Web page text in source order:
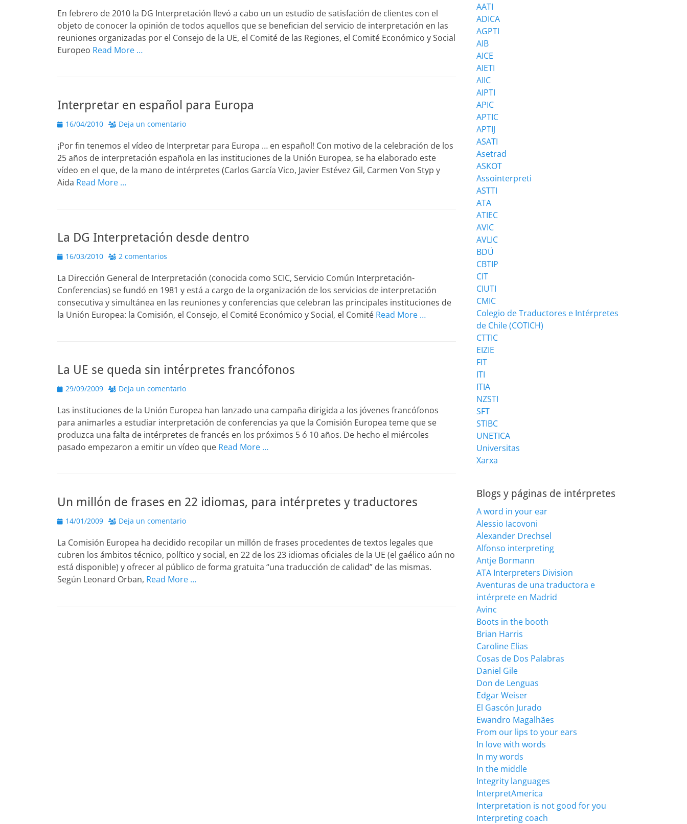
En febrero de 2010 la DG Interpretación llevó a cabo un un estudio de satisfación de clientes con el
objeto de conocer la opinión de todos aquellos que se benefician del servicio de interpretación en las
reuniones organizadas por el Consejo de la UE, el Comité de las Regiones, el Comité Económico y Social
Europeo Read More …
Interpretar en español para Europa
Publicado
16/04/2010 Deja un comentario
¡Por fin tenemos el vídeo de Interpretar para Europa … en español! Con motivo de la celebración de los
25 años de interpretación española en las instituciones de la Unión Europea, se ha elaborado este
vídeo en el que, de la mano de intérpretes (Carlos García Vico, Javier Estévez Gil, Carmen Von Styp y
Aida Read More …
La DG Interpretación desde dentro
Publicado
16/03/2010 2 comentarios
La Dirección General de Interpretación (conocida como SCIC, Servicio Común Interpretación-
Conferencias) se fundó en 1981 y está a cargo de la organización de los servicios de interpretación
consecutiva y simultánea en las reuniones y conferencias que celebran las principales instituciones de
la Unión Europea: la Comisión, el Consejo, el Comité Económico y Social, el Comité Read More …
La UE se queda sin intérpretes francófonos
Publicado
29/09/2009 Deja un comentario
Las instituciones de la Unión Europea han lanzado una campaña dirigida a los jóvenes francófonos
para animarles a estudiar interpretación de conferencias ya que la Comisión Europea teme que se
produzca una falta de intérpretes de francés en los próximos 5 ó 10 años. De hecho el miércoles
pasado empezaron a emitir un vídeo que Read More …
Un millón de frases en 22 idiomas, para intérpretes y traductores
Publicado
14/01/2009 Deja un comentario
La Comisión Europea ha decidido recopilar un millón de frases procedentes de textos legales que
cubren los ámbitos técnico, político y social, en 22 de los 23 idiomas oficiales de la UE (el gaélico aún no
está disponible) y ofrecer al público de forma gratuita “una traducción de calidad” de las mismas.
Según Leonard Orban, Read More …
AATI
ADICA
AGPTI
AIB
AICE
AIETI
AIIC
AIPTI
APIC
APTIC
APTIJ
ASATI
Asetrad
ASKOT
Assointerpreti
ASTTI
ATA
ATIEC
AVIC
AVLIC
BDÜ
CBTIP
CIT
CIUTI
CMIC
Colegio de Traductores e Intérpretes
de Chile (COTICH)
CTTIC
EIZIE
FIT
ITI
ITIA
NZSTI
SFT
STIBC
UNETICA
Universitas
Xarxa
Blogs y páginas de intérpretes
A word in your ear
Alessio Iacovoni
Alexander Drechsel
Alfonso interpreting
Antje Bormann
ATA Interpreters Division
Aventuras de una traductora e
intérprete en Madrid
Avinc
Boots in the booth
Brian Harris
Caroline Elias
Cosas de Dos Palabras
Daniel Gile
Don de Lenguas
Edgar Weiser
El Gascón Jurado
Ewandro Magalhães
From our lips to your ears
In love with words
In my words
In the middle
Integrity languages
InterpretAmerica
Interpretation is not good for you
Interpreting coach